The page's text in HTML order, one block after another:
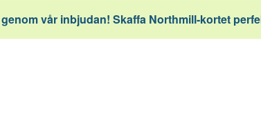
vår inbjudan! Skaffa Northmill-kortet